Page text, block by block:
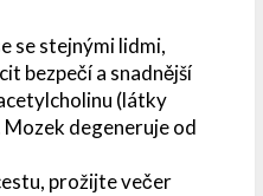
se stejnými lidmi,
bezpečí a snadnější
(látky
Mozek degeneruje od
prožijte večer